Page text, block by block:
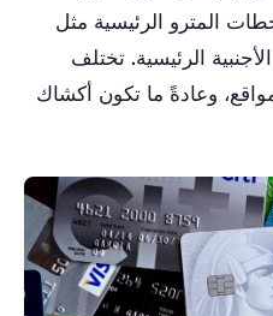
المترو الرئيسية مثل
الرئيسية. تختلف
وعادةً ما تكون أكشاك